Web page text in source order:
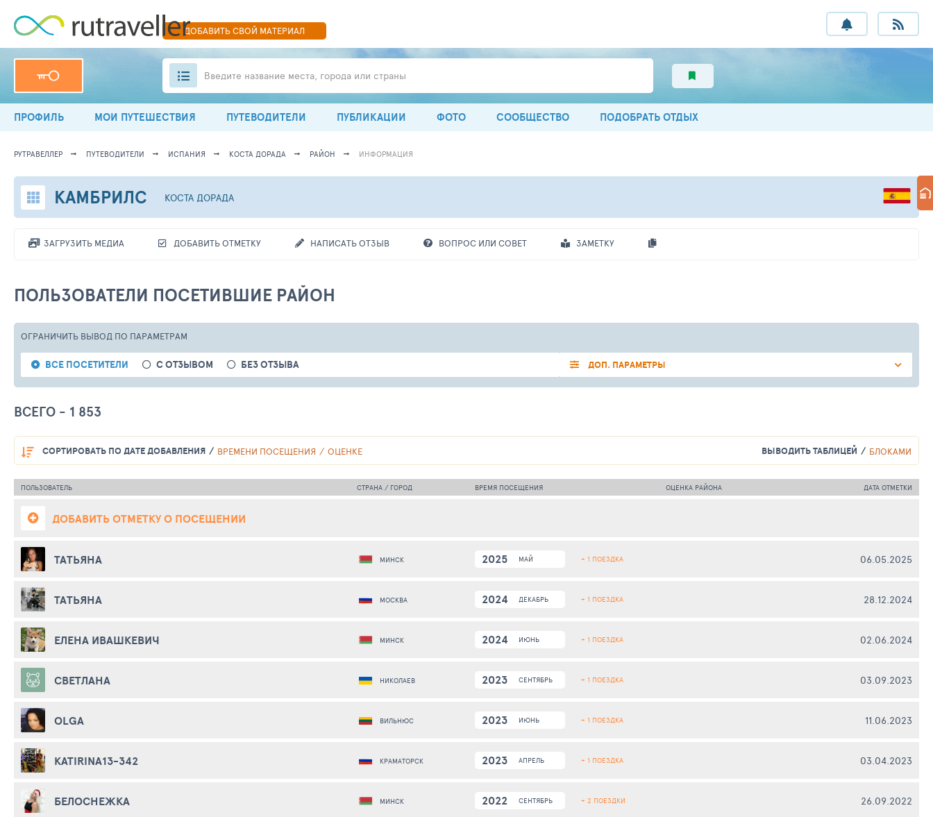
ДОБАВИТЬСВОЙ МАТЕРИАЛ
Введите название места, города или страны
ПРОФИЛЬ МОИ ПУТЕШЕСТВИЯ ПУТЕВОДИТЕЛИ ПУБЛИКАЦИИ ФОТО СООБЩЕСТВО ПОДОБРАТЬ ОТДЫХ
РУТРАВЕЛЛЕР ПУТЕВОДИТЕЛИ ИСПАНИЯ КОСТА ДОРАДА РАЙОН ИНФОРМАЦИЯ
КАМБРИЛС КОСТА ДОРАДА
ЗАГРУЗИТЬ МЕДИА ДОБАВИТЬ ОТМЕТКУ НАПИСАТЬ ОТЗЫВ ВОПРОС ИЛИ СОВЕТ ЗАМЕТКУ
ПОЛЬЗОВАТЕЛИ ПОСЕТИВШИЕ РАЙОН
ОГРАНИЧИТЬ ВЫВОД ПО ПАРАМЕТРАМ
ВСЕ ПОСЕТИТЕЛИ С ОТЗЫВОМ БЕЗ ОТЗЫВА ДОП. ПАРАМЕТРЫ
ВСЕГО - 1 853
СОРТИРОВАТЬ ПО ДАТЕ ДОБАВЛЕНИЯ ВРЕМЕНИ ПОСЕЩЕНИЯ ОЦЕНКЕ ВЫВОДИТЬ ТАБЛИЦЕЙ БЛОКАМИ
ПОЛЬЗОВАТЕЛЬ СТРАНА / ГОРОД ВРЕМЯ ПОСЕЩЕНИЯ ОЦЕНКА РАЙОНА ДАТА ОТМЕТКИ
ДОБАВИТЬ ОТМЕТКУ О ПОСЕЩЕНИИ
ТАТЬЯНА МИНСК 2025 МАЙ + 1 ПОЕЗДКА 06.05.2025
ТАТЬЯНА МОСКВА 2024 ДЕКАБРЬ + 1 ПОЕЗДКА 28.12.2024
ЕЛЕНА ИВАШКЕВИЧ МИНСК 2024 ИЮНЬ + 1 ПОЕЗДКА 02.06.2024
СВЕТЛАНА НИКОЛАЕВ 2023 СЕНТЯБРЬ + 1 ПОЕЗДКА 03.09.2023
OLGA ВИЛЬНЮС 2023 ИЮНЬ + 1 ПОЕЗДКА 11.06.2023
KATIRINA13-342 КРАМАТОРСК 2023 АПРЕЛЬ + 1 ПОЕЗДКА 03.04.2023
БЕЛОСНЕЖКА МИНСК 2022 СЕНТЯБРЬ + 2 ПОЕЗДКИ 26.09.2022